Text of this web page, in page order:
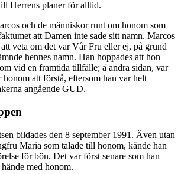
Herrens planer för alltid.
och de människor runt om honom som
att Damen inte sade sitt namn. Marcos
veta om det var Vår Fru eller ej, på grund
hennes namn. Han hoppades att hon
vid en framtida tillfälle; å andra sidan, var
att förstå, eftersom han var helt
angående GUD.
bildades den 8 september 1991. Även utan
Maria som talade till honom, kände han
för bön. Det var först senare som han
med honom.